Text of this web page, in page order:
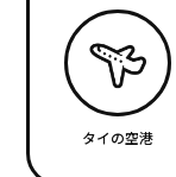
タイの空港